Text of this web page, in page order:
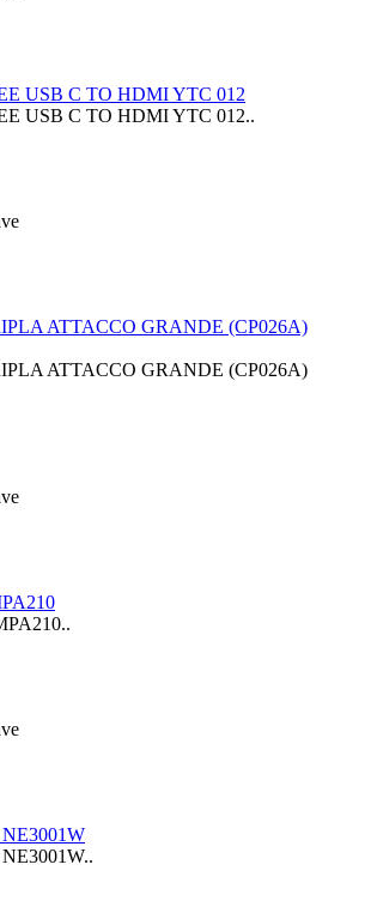
USB C TO HDMI YTC 012
USB C TO HDMI YTC 012..
ATTACCO GRANDE (CP026A)
ATTACCO GRANDE (CP026A)